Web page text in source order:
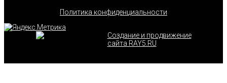
Политика конфиденциальности
Создание и продвижение
сайта RAY5.RU